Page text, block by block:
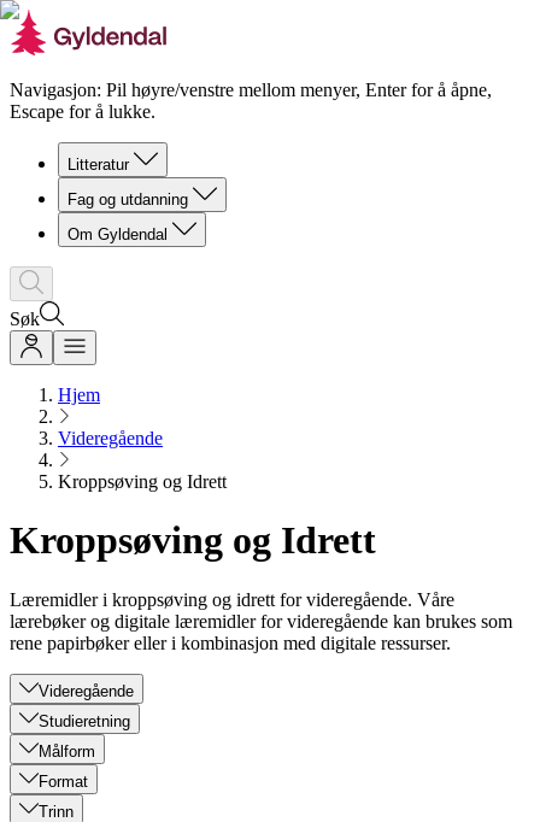
Navigasjon: Pil høyre/venstre mellom menyer, Enter for å åpne,
Escape for å lukke.
Litteratur
Fag og utdanning
Om Gyldendal
Søk
Hjem
Videregående
Kroppsøving og Idrett
Kroppsøving og Idrett
Læremidler i kroppsøving og idrett for videregående. Våre
lærebøker og digitale læremidler for videregående kan brukes som
rene papirbøker eller i kombinasjon med digitale ressurser.
Videregående
Studieretning
Målform
Format
Trinn